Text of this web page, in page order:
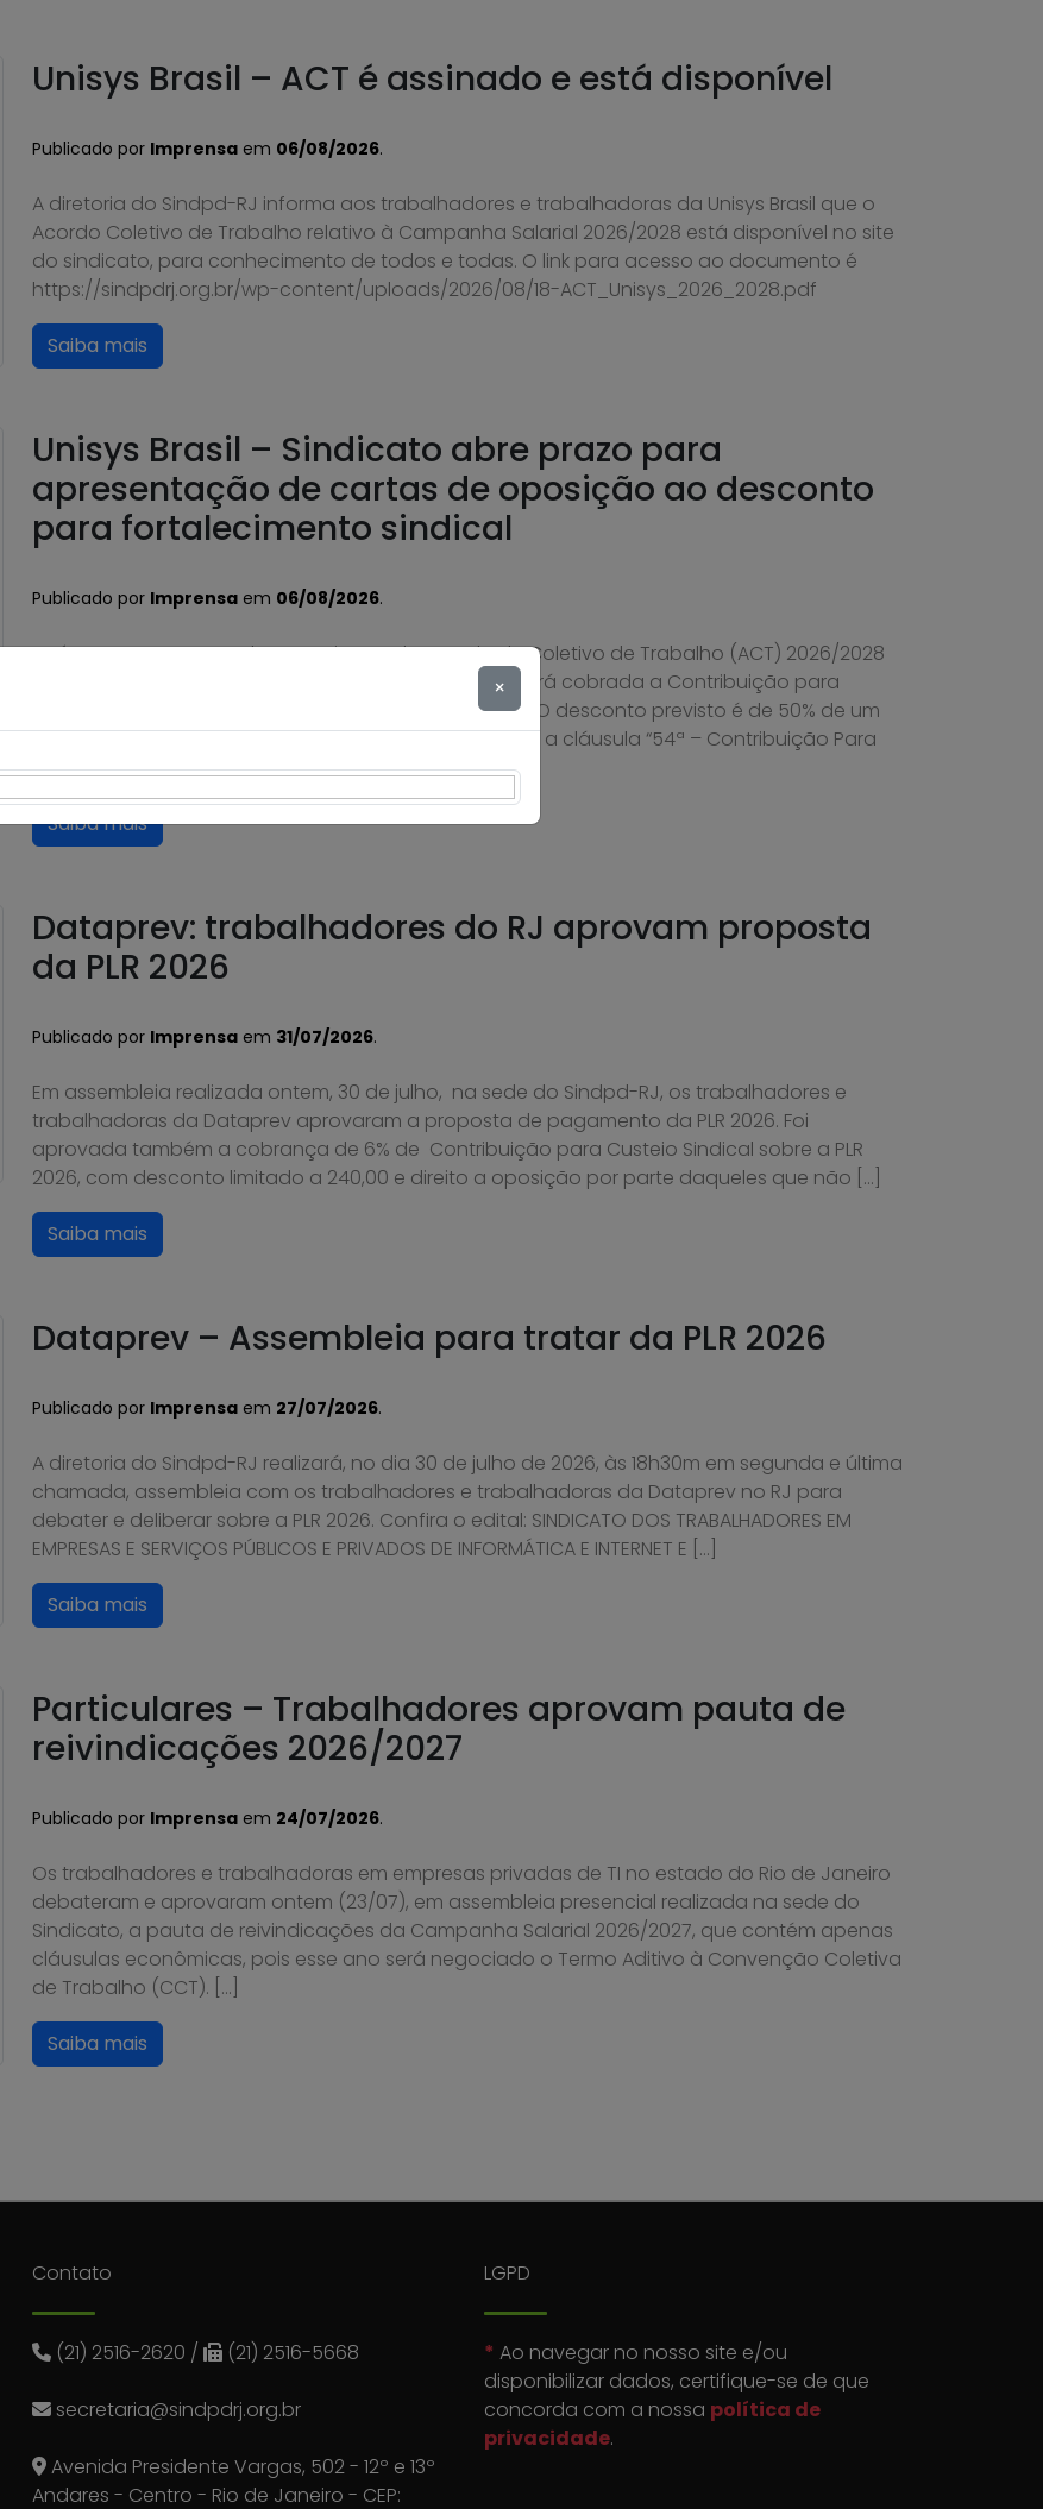
Unisys Brasil – ACT é assinado e está disponível
Publicado por Imprensa em 06/08/2026.
A diretoria do Sindpd-RJ informa aos trabalhadores e trabalhadoras da Unisys Brasil que o
Acordo Coletivo de Trabalho relativo à Campanha Salarial 2026/2028 está disponível no site
do sindicato, para conhecimento de todos e todas. O link para acesso ao documento é
https://sindpdrj.org.br/wp-content/uploads/2026/08/18-ACT_Unisys_2026_2028.pdf
Saiba mais
Unisys Brasil – Sindicato abre prazo para
apresentação de cartas de oposição ao desconto
para fortalecimento sindical
Publicado por Imprensa em 06/08/2026.
Após o encerramento da negociação do Acordo de Coletivo de Trabalho (ACT) 2026/2028
dos trabalhadores e trabalhadoras da Unisys Brasil, será cobrada a Contribuição para
Custeio Sindical, conforme aprovado em assembleia. O desconto previsto é de 50% de um
único dia de salário vigente do trabalhador, conforme a cláusula “54ª – Contribuição Para
Custeio Sindical” […]
Saiba mais
Dataprev: trabalhadores do RJ aprovam proposta
da PLR 2026
Publicado por Imprensa em 31/07/2026.
Em assembleia realizada ontem, 30 de julho, na sede do Sindpd-RJ, os trabalhadores e
trabalhadoras da Dataprev aprovaram a proposta de pagamento da PLR 2026. Foi
aprovada também a cobrança de 6% de Contribuição para Custeio Sindical sobre a PLR
2026, com desconto limitado a 240,00 e direito a oposição por parte daqueles que não […]
Saiba mais
Dataprev – Assembleia para tratar da PLR 2026
Publicado por Imprensa em 27/07/2026.
A diretoria do Sindpd-RJ realizará, no dia 30 de julho de 2026, às 18h30m em segunda e última
chamada, assembleia com os trabalhadores e trabalhadoras da Dataprev no RJ para
debater e deliberar sobre a PLR 2026. Confira o edital: SINDICATO DOS TRABALHADORES EM
EMPRESAS E SERVIÇOS PÚBLICOS E PRIVADOS DE INFORMÁTICA E INTERNET E […]
Saiba mais
Particulares – Trabalhadores aprovam pauta de
reivindicações 2026/2027
Publicado por Imprensa em 24/07/2026.
Os trabalhadores e trabalhadoras em empresas privadas de TI no estado do Rio de Janeiro
debateram e aprovaram ontem (23/07), em assembleia presencial realizada na sede do
Sindicato, a pauta de reivindicações da Campanha Salarial 2026/2027, que contém apenas
cláusulas econômicas, pois esse ano será negociado o Termo Aditivo à Convenção Coletiva
de Trabalho (CCT). […]
Saiba mais
Contato
(21) 2516-2620 / (21) 2516-5668
secretaria@sindpdrj.org.br
Avenida Presidente Vargas, 502 - 12º e 13º
Andares - Centro - Rio de Janeiro - CEP:
LGPD
* Ao navegar no nosso site e/ou
disponibilizar dados, certifique-se de que
concorda com a nossa política de
privacidade.
×